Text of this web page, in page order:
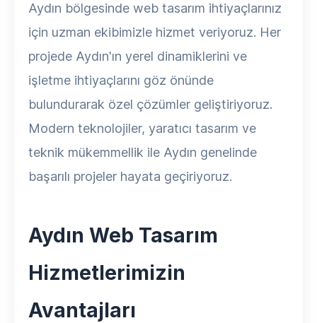
Aydın bölgesinde web tasarım ihtiyaçlarınız
için uzman ekibimizle hizmet veriyoruz. Her
projede Aydın'ın yerel dinamiklerini ve
işletme ihtiyaçlarını göz önünde
bulundurarak özel çözümler geliştiriyoruz.
Modern teknolojiler, yaratıcı tasarım ve
teknik mükemmellik ile Aydın genelinde
başarılı projeler hayata geçiriyoruz.
Aydın Web Tasarım
Hizmetlerimizin
Avantajları